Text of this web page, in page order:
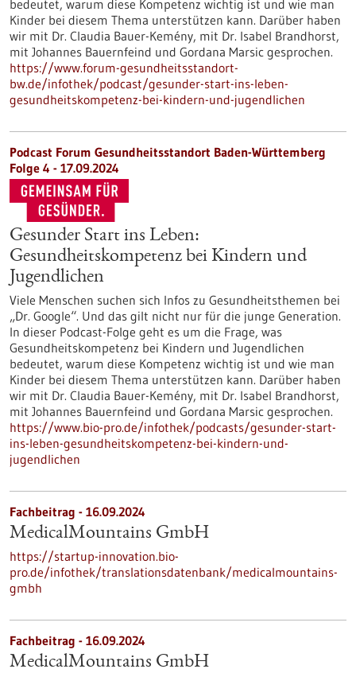
bedeutet, warum diese Kompetenz wichtig ist und wie man
Kinder bei diesem Thema unterstützen kann. Darüber haben
wir mit Dr. Claudia Bauer-Kemény, mit Dr. Isabel Brandhorst,
mit Johannes Bauernfeind und Gordana Marsic gesprochen.
https://www.forum-gesundheitsstandort-
bw.de/infothek/podcast/gesunder-start-ins-leben-
gesundheitskompetenz-bei-kindern-und-jugendlichen
Podcast Forum Gesundheitsstandort Baden-Württemberg
Folge 4 - 17.09.2024
Gesunder Start ins Leben:
Gesundheitskompetenz bei Kindern und
Jugendlichen
Viele Menschen suchen sich Infos zu Gesundheitsthemen bei
„Dr. Google“. Und das gilt nicht nur für die junge Generation.
In dieser Podcast-Folge geht es um die Frage, was
Gesundheitskompetenz bei Kindern und Jugendlichen
bedeutet, warum diese Kompetenz wichtig ist und wie man
Kinder bei diesem Thema unterstützen kann. Darüber haben
wir mit Dr. Claudia Bauer-Kemény, mit Dr. Isabel Brandhorst,
mit Johannes Bauernfeind und Gordana Marsic gesprochen.
https://www.bio-pro.de/infothek/podcasts/gesunder-start-
ins-leben-gesundheitskompetenz-bei-kindern-und-
jugendlichen
Fachbeitrag - 16.09.2024
MedicalMountains GmbH
https://startup-innovation.bio-
pro.de/infothek/translationsdatenbank/medicalmountains-
gmbh
Fachbeitrag - 16.09.2024
MedicalMountains GmbH